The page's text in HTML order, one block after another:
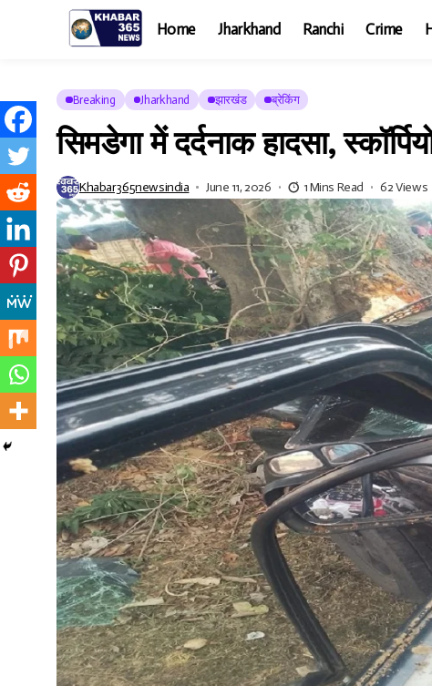
Home Jharkhand Ranchi Crime
Breaking Jharkhand झारखंड ब्रेकिंग
सिमडेगा में दर्दनाक हादसा,
Khabar365newsindia June 11, 2026 1 Mins Read 62 Views